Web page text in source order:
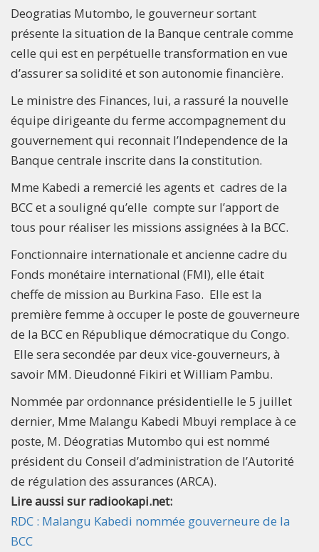
Deogratias Mutombo, le gouverneur sortant
présente la situation de la Banque centrale comme
celle qui est en perpétuelle transformation en vue
d’assurer sa solidité et son autonomie financière.
Le ministre des Finances, lui, a rassuré la nouvelle
équipe dirigeante du ferme accompagnement du
gouvernement qui reconnait l’Independence de la
Banque centrale inscrite dans la constitution.
Mme Kabedi a remercié les agents et cadres de la
BCC et a souligné qu’elle compte sur l’apport de
tous pour réaliser les missions assignées à la BCC.
Fonctionnaire internationale et ancienne cadre du
Fonds monétaire international (FMI), elle était
cheffe de mission au Burkina Faso. Elle est la
première femme à occuper le poste de gouverneure
de la BCC en République démocratique du Congo.
Elle sera secondée par deux vice-gouverneurs, à
savoir MM. Dieudonné Fikiri et William Pambu.
Nommée par ordonnance présidentielle le 5 juillet
dernier, Mme Malangu Kabedi Mbuyi remplace à ce
poste, M. Déogratias Mutombo qui est nommé
président du Conseil d’administration de l’Autorité
de régulation des assurances (ARCA).
Lire aussi sur radiookapi.net:
RDC : Malangu Kabedi nommée gouverneure de la
BCC